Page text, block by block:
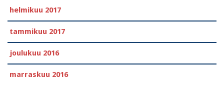
helmikuu 2017
tammikuu 2017
joulukuu 2016
marraskuu 2016